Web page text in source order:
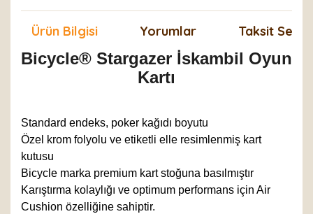
Ürün Bilgisi Yorumlar Taksit
Bicycle® Stargazer İskambil Oyun
Kartı
Standard endeks, poker kağıdı boyutu
Özel krom folyolu ve etiketli elle resimlenmiş kart
kutusu
Bicycle marka premium kart stoğuna basılmıştır
Karıştırma kolaylığı ve optimum performans için Air
Cushion özelliğine sahiptir.